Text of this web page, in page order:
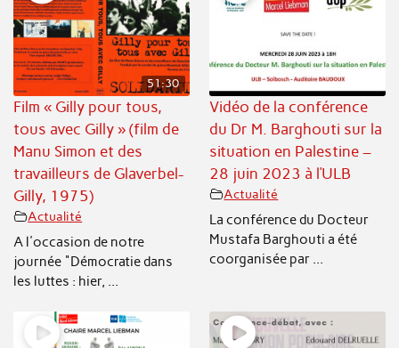
51:30
Film « Gilly pour tous,
tous avec Gilly » (film de
Manu Simon et des
travailleurs de Glaverbel-
Gilly, 1975)
Actualité
A l'occasion de notre
journée "Démocratie dans
les luttes : hier, ...
Vidéo de la conférence
du Dr M. Barghouti sur la
situation en Palestine –
28 juin 2023 à l’ULB
Actualité
La conférence du Docteur
Mustafa Barghouti a été
coorganisée par ...